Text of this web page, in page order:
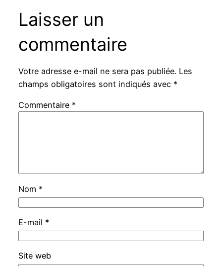
Laisser un
commentaire
Votre adresse e-mail ne sera pas publiée. Les
champs obligatoires sont indiqués avec *
Commentaire *
Nom *
E-mail *
Site web